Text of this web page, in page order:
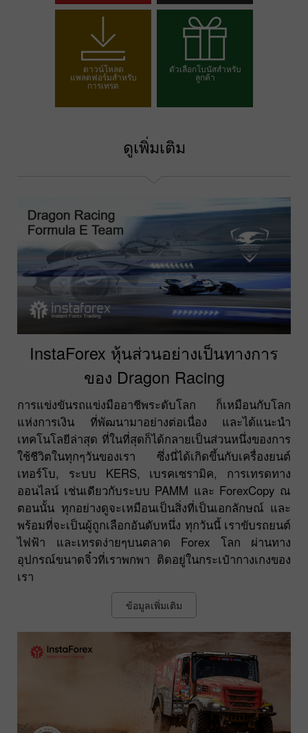
เปิดบัญชีเดโม
ดาวน์โหลด
แพลตฟอร์มสำหรับ
การเทรด
ตัวเลือกโบนัสสำหรับ
ลูกค้า
ดูเพิ่มเติม
InstaForex หุ้นส่วนอย่างเป็นทางการ
ของ Dragon Racing
การแข่งขันรถแข่งมืออาชีพระดับโลก ก็เหมือนกับโลก
แห่งการเงิน ที่พัฒนามาอย่างต่อเนื่อง และได้แนะนำ
เทคโนโลยีล่าสุด ที่ในที่สุดก็ได้กลายเป็นส่วนหนึ่งของการ
ใช้ชีวิตในทุกๆวันของเรา ซึ่งนี่ได้เกิดขึ้นกับเครื่องยนต์
เทอร์โบ, ระบบ KERS, เบรคเซรามิค, การเทรดทาง
ออนไลน์ เช่นเดียวกับระบบ PAMM และ ForexCopy ณ
ตอนนั้น ทุกอย่างดูจะเหมือนเป็นสิ่งที่เป็นเอกลักษณ์ และ
พร้อมที่จะเป็นผู้ถูกเลือกอันดับหนึ่ง ทุกวันนี้ เราขับรถยนต์
ไฟฟ้า และเทรดง่ายๆบนตลาด Forex โลก ผ่านทาง
อุปกรณ์ขนาดจิ๋วที่เราพกพา ติดอยู่ในกระเป๋ากางเกงของ
เรา
ข้อมูลเพิ่มเติม